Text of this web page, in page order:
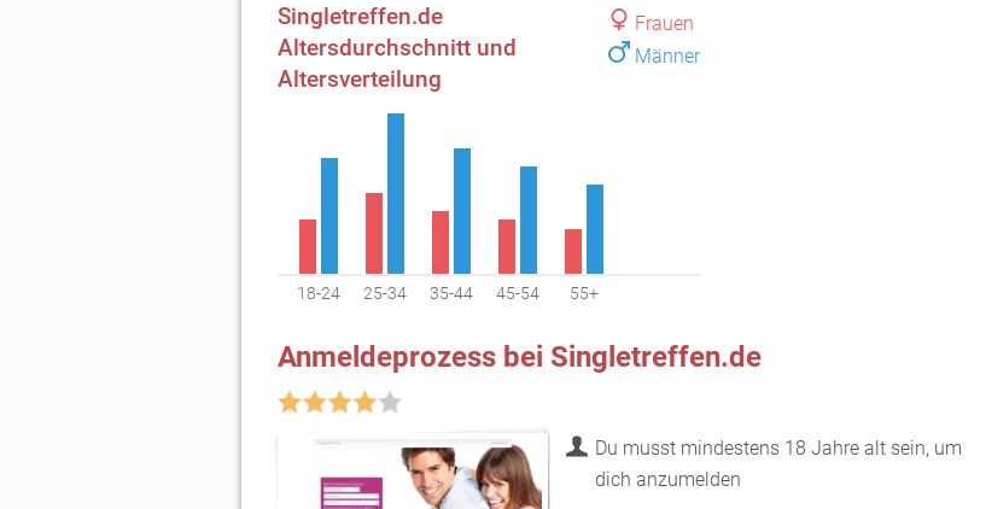
Frauen
Männer
Singletreffen.de
Altersdurchschnitt und
Altersverteilung
18-24 25-34 35-44 45-54 55+
Anmeldeprozess bei Singletreffen.de
Du musst mindestens 18 Jahre alt sein, um
dich anzumelden